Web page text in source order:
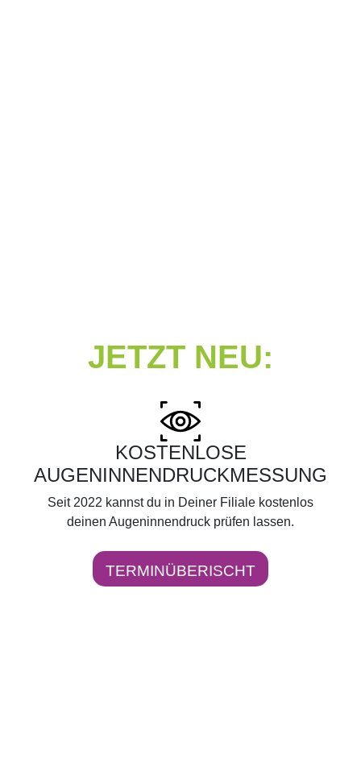
JETZT NEU:
KOSTENLOSE
AUGENINNENDRUCKMESSUNG
Seit 2022 kannst du in Deiner Filiale kostenlos
deinen Augeninnendruck prüfen lassen.
TERMINÜBERISCHT